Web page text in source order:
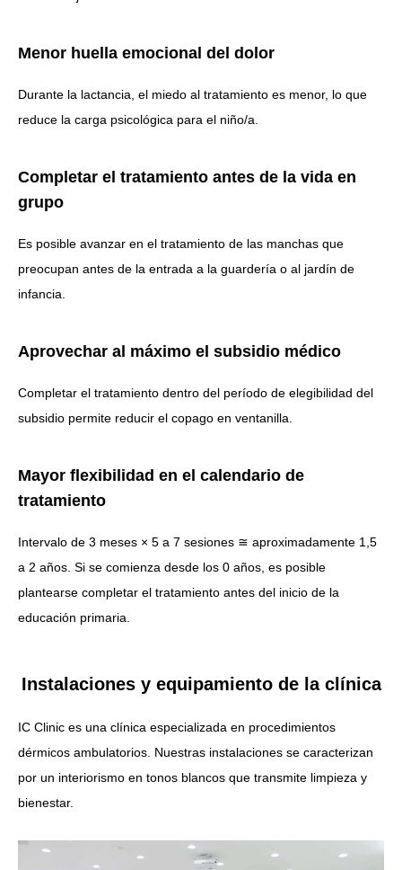
Menor huella emocional del dolor
Durante la lactancia, el miedo al tratamiento es menor, lo que
reduce la carga psicológica para el niño/a.
Completar el tratamiento antes de la vida en
grupo
Es posible avanzar en el tratamiento de las manchas que
preocupan antes de la entrada a la guardería o al jardín de
infancia.
Aprovechar al máximo el subsidio médico
Completar el tratamiento dentro del período de elegibilidad del
subsidio permite reducir el copago en ventanilla.
Mayor flexibilidad en el calendario de
tratamiento
Intervalo de 3 meses × 5 a 7 sesiones ≅ aproximadamente 1,5
a 2 años. Si se comienza desde los 0 años, es posible
plantearse completar el tratamiento antes del inicio de la
educación primaria.
Instalaciones y equipamiento de la clínica
IC Clinic es una clínica especializada en procedimientos
dérmicos ambulatorios. Nuestras instalaciones se caracterizan
por un interiorismo en tonos blancos que transmite limpieza y
bienestar.